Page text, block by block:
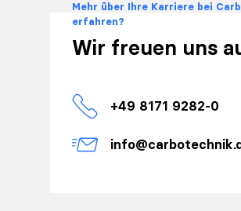
Mehr über Ihre Karriere bei
erfahren?
Wir freuen uns
+49 8171 9282-0